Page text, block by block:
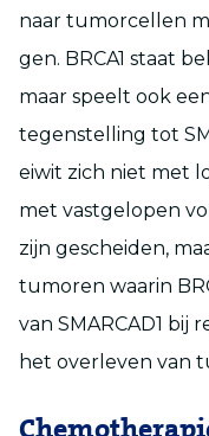
naar tumorcellen
gen. BRCA1 staat
maar speelt ook
tegenstelling tot
eiwit zich niet met
met vastgelopen
zijn gescheiden,
tumoren waarin
van SMARCAD1 bij
het overleven van